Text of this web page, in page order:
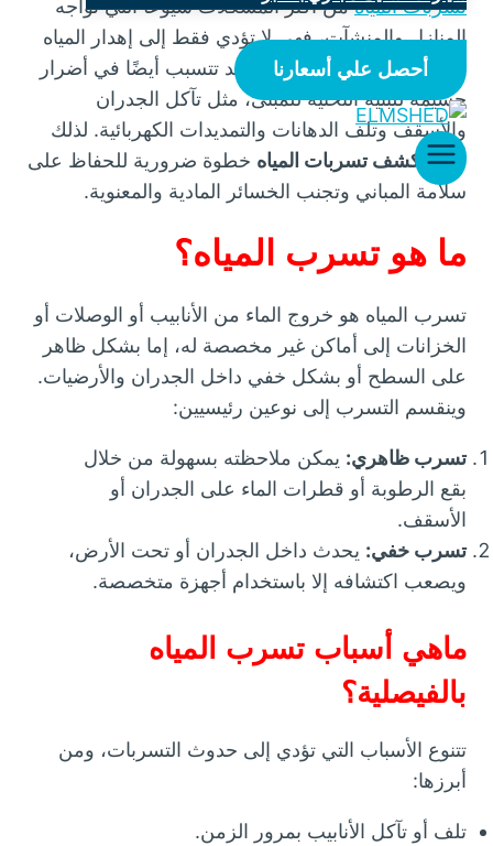
أحصل علي أسعارنا
تسربات المياهمن أكثر المشكلات شيوعًا التي تواجه
المنازل والمنشآت، فهي لا تؤدي فقط إلى إهدار المياه
وزيادة فواتير الاستهلاك، بل قد تتسبب أيضًا في أضرار
جسيمة للبنية التحتية للمبنى، مثل تآكل الجدران
والأسقف وتلف الدهانات والتمديدات الكهربائية. لذلك
أصبح كشف تسربات المياه خطوة ضرورية للحفاظ على
سلامة المباني وتجنب الخسائر المادية والمعنوية.
ما هو تسرب المياه؟
تسرب المياه هو خروج الماء من الأنابيب أو الوصلات أو
الخزانات إلى أماكن غير مخصصة له، إما بشكل ظاهر
على السطح أو بشكل خفي داخل الجدران والأرضيات.
وينقسم التسرب إلى نوعين رئيسيين:
تسرب ظاهري: يمكن ملاحظته بسهولة من خلال
بقع الرطوبة أو قطرات الماء على الجدران أو
الأسقف.
تسرب خفي: يحدث داخل الجدران أو تحت الأرض،
ويصعب اكتشافه إلا باستخدام أجهزة متخصصة.
ماهي أسباب تسرب المياه
بالفيصلية؟
تتنوع الأسباب التي تؤدي إلى حدوث التسربات، ومن
أبرزها:
تلف أو تآكل الأنابيب بمرور الزمن.